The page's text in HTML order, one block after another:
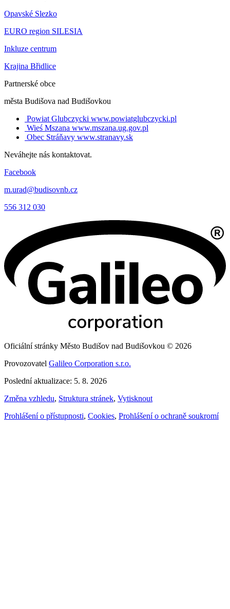
Opavské Slezko
EURO region SILESIA
Inkluze centrum
Krajina Břidlice
Partnerské obce
města Budišova nad Budišovkou
Powiat Glubczycki www.powiatglubczycki.pl
Wieś Mszana www.mszana.ug.gov.pl
Obec Stráňavy www.stranavy.sk
Neváhejte nás kontaktovat.
Facebook
m.urad@budisovnb.cz
556 312 030
Oficiální stránky Město Budišov nad Budišovkou © 2026
Provozovatel Galileo Corporation s.r.o.
Poslední aktualizace: 5. 8. 2026
Změna vzhledu, Struktura stránek, Vytisknout
Prohlášení o přístupnosti, Cookies, Prohlášení o ochraně soukromí